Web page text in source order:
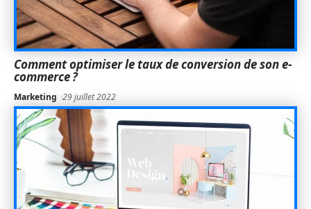
Comment optimiser le taux de conversion de son e-
commerce ?
Marketing 29 juillet 2022